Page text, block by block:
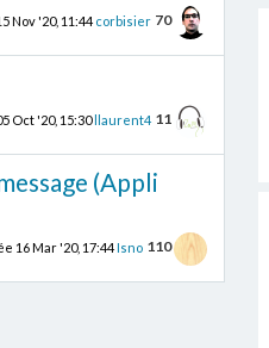
Nov '20, 11:44 corbisier 70
Oct '20, 15:30llaurent4 11
(Appli
16 Mar '20, 17:44Isno 110